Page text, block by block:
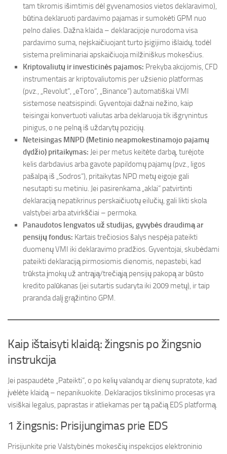
tam tikromis išimtimis dėl gyvenamosios vietos deklaravimo),
būtina deklaruoti pardavimo pajamas ir sumokėti GPM nuo
pelno dalies. Dažna klaida – deklaracijoje nurodoma visa
pardavimo suma, neįskaičiuojant turto įsigijimo išlaidų, todėl
sistema preliminariai apskaičiuoja milžiniškus mokesčius.
Kriptovaliutų ir investicinės pajamos: Prekyba akcijomis, CFD
instrumentais ar kriptovaliutomis per užsienio platformas
(pvz., „Revolut“, „eToro“, „Binance“) automatiškai VMI
sistemose neatsispindi. Gyventojai dažnai nežino, kaip
teisingai konvertuoti valiutas arba deklaruoja tik išgrynintus
pinigus, o ne pelną iš uždarytų pozicijų.
Neteisingas MNPD (Metinio neapmokestinamojo pajamų
dydžio) pritaikymas: Jei per metus keitėte darbą, turėjote
kelis darbdavius arba gavote papildomų pajamų (pvz., ligos
pašalpą iš „Sodros“), pritaikytas NPD metų eigoje gali
nesutapti su metiniu. Jei pasirenkama „aklai“ patvirtinti
deklaraciją nepatikrinus perskaičiuotų eilučių, gali likti skola
valstybei arba atvirkščiai – permoka.
Panaudotos lengvatos už studijas, gyvybės draudimą ar
pensijų fondus: Kartais trečiosios šalys nespėja pateikti
duomenų VMI iki deklaravimo pradžios. Gyventojai, skubėdami
pateikti deklaraciją pirmosiomis dienomis, nepastebi, kad
trūksta įmokų už antrąją/trečiąją pensijų pakopą ar būsto
kredito palūkanas (jei sutartis sudaryta iki 2009 metų), ir taip
praranda dalį grąžintino GPM.
Kaip ištaisyti klaidą: žingsnis po žingsnio
instrukcija
Jei paspaudėte „Pateikti“, o po kelių valandų ar dienų supratote, kad
įvėlėte klaidą – nepanikuokite. Deklaracijos tikslinimo procesas yra
visiškai legalus, paprastas ir atliekamas per tą pačią EDS platformą.
1 žingsnis: Prisijungimas prie EDS
Prisijunkite prie Valstybinės mokesčių inspekcijos elektroninio